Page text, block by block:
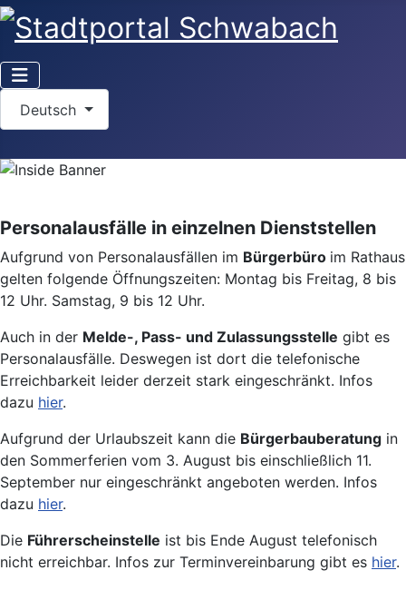
Deutsch
Personalausfälle in einzelnen Dienststellen
Aufgrund von Personalausfällen im Bürgerbüro im Rathaus
gelten folgende Öffnungszeiten: Montag bis Freitag, 8 bis
12 Uhr. Samstag, 9 bis 12 Uhr.
Auch in der Melde-, Pass- und Zulassungsstelle gibt es
Personalausfälle. Deswegen ist dort die telefonische
Erreichbarkeit leider derzeit stark eingeschränkt. Infos
dazu hier.
Aufgrund der Urlaubszeit kann die Bürgerbauberatung in
den Sommerferien vom 3. August bis einschließlich 11.
September nur eingeschränkt angeboten werden. Infos
dazu hier.
Die Führerscheinstelle ist bis Ende August telefonisch
nicht erreichbar. Infos zur Terminvereinbarung gibt es hier.